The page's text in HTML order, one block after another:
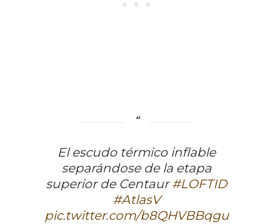
El escudo térmico inflable
separándose de la etapa
superior de Centaur#LOFTID
#AtlasV
pic.twitter.com/b8QHVBBqgu